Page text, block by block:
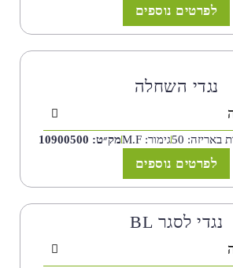
לפרטים נוספים
נגדי השחלה
באריזה: 50 גימור: M.F מק״ט: 10900500
לפרטים נוספים
נגדי לסגר BL